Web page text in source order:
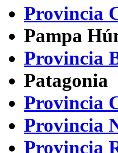
Provincia
Pampa
Provincia
Patagonia
Provincia
Provincia
Provincia